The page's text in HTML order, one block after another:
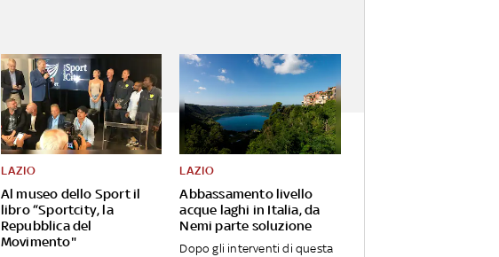
Al museo dello Sport il
libro “Sportcity, la
Repubblica del
Movimento"
LAZIO
Abbassamento livello
acque laghi in Italia, da
Nemi parte soluzione
LAZIO
Dopo gli interventi di questa